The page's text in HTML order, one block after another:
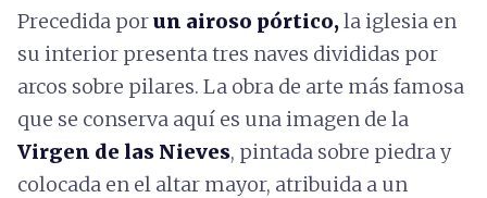
Precedida porun airoso pórtico,la iglesia en
su interior presenta tres naves divididas por
arcos sobre pilares. La obra de arte más famosa
que se conserva aquí es una imagen de la
Virgen de las Nieves, pintada sobre piedra y
colocada en el altar mayor, atribuida a un